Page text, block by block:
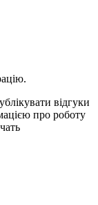
відгуки
про роботу